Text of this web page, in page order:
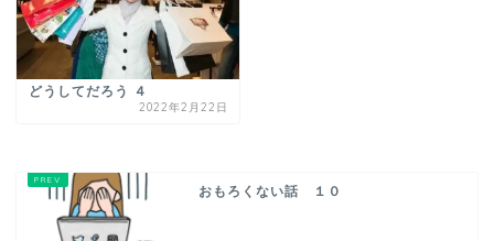
どうしてだろう ４
2022年2月22日
おもろくない話 １０